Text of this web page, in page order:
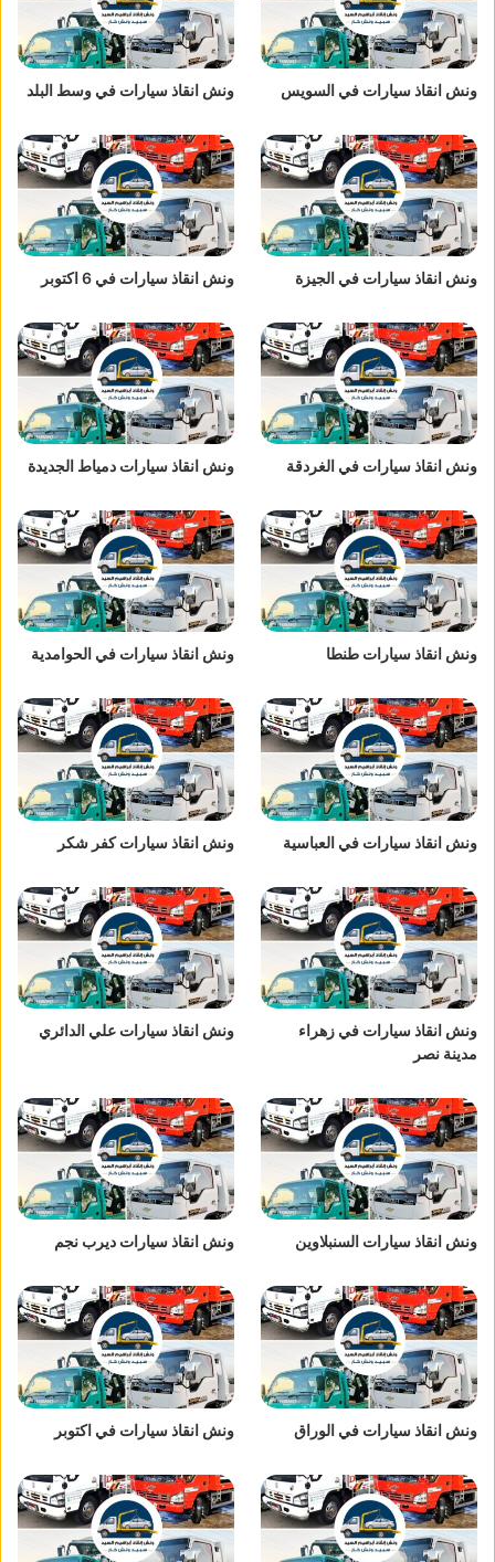
ونش انقاذ سيارات في السويس ونش انقاذ سيارات في وسط البلد
ونش انقاذ سيارات في الجيزة ونش انقاذ سيارات في 6 اكتوبر
ونش انقاذ سيارات في الغردقة ونش انقاذ سيارات دمياط الجديدة
ونش انقاذ سيارات طنطا ونش انقاذ سيارات في الحوامدية
ونش انقاذ سيارات في العباسية ونش انقاذ سيارات كفر شكر
ونش انقاذ سيارات في زهراء
مدينة نصر
ونش انقاذ سيارات علي الدائري
ونش انقاذ سيارات السنبلاوين ونش انقاذ سيارات ديرب نجم
ونش انقاذ سيارات في الوراق ونش انقاذ سيارات في اكتوبر